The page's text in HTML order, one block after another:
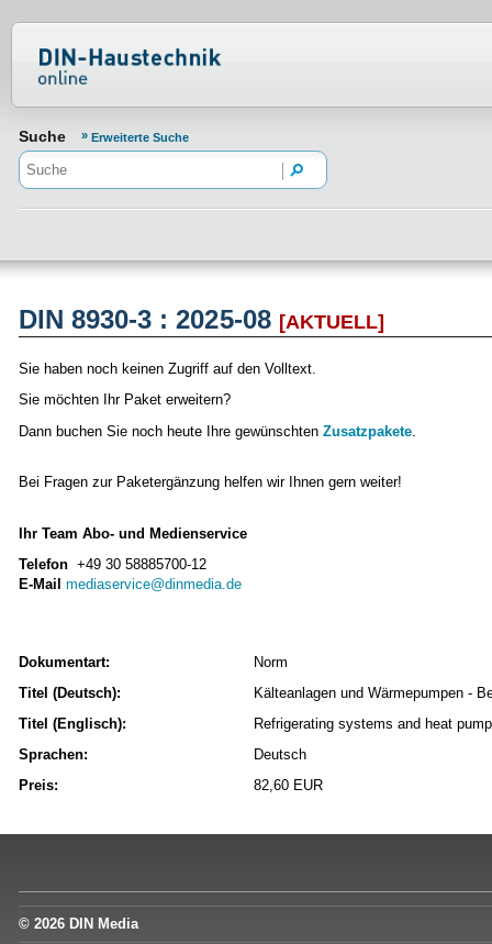
Suche Erweiterte Suche
DIN 8930-3 : 2025-08 [AKTUELL]
Sie haben noch keinen Zugriff auf den Volltext.
Sie möchten Ihr Paket erweitern?
Dann buchen Sie noch heute Ihre gewünschten Zusatzpakete
Bei Fragen zur Paketergänzung helfen wir Ihnen gern weiter!
Ihr Team Abo- und Medienservice
Telefon +49 30 58885700-12
E-Mail mediaservice@dinmedia.de
Dokumentart:
Norm
Titel (Deutsch):
Kälteanlagen und Wärmepumpen -
Titel (Englisch):
Refrigerating systems and heat
Sprachen:
Deutsch
Preis:
82,60 EUR
© 2026 DIN Media